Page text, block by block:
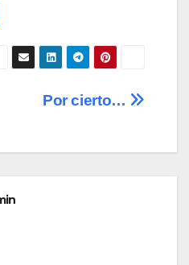
o
m
Por cierto…